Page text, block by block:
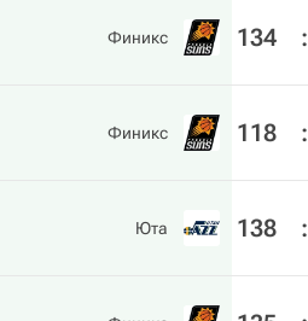
Финикс 134 :
Финикс 118 :
Юта 138 :